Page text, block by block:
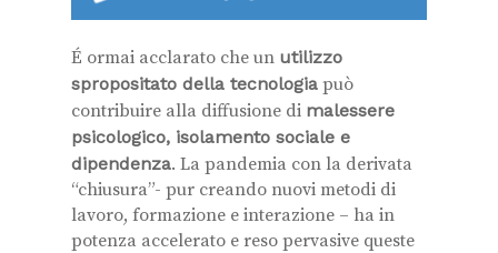
É ormai acclarato che un utilizzo
spropositato della tecnologia può
contribuire alla diffusione di malessere
psicologico, isolamento sociale e
dipendenza. La pandemia con la derivata
“chiusura”- pur creando nuovi metodi di
lavoro, formazione e interazione – ha in
potenza accelerato e reso pervasive queste